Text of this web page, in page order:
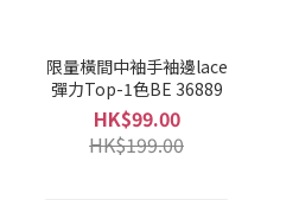
限量橫間中袖手袖邊lace
彈力Top-1色BE 36889
HK$99.00
HK$199.00